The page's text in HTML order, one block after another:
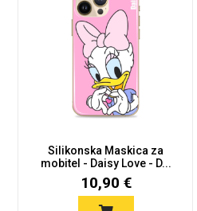
Silikonska Maskica za
mobitel - Daisy Love - D...
10,90 €